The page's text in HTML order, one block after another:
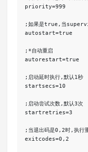
priority=999
;如果是true,当
autostart=true
;*自动重启
autorestart=true
;启动延时执行,默认1秒
startsecs=10
;启动尝试次数,默认3次
startretries=3
;当退出码是0,2时,执行
exitcodes=0,2